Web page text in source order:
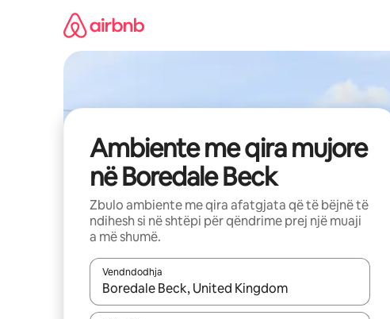
Ambiente me qira mujore
në Boredale Beck
Zbulo ambiente me qira afatgjata që të bëjnë të
ndihesh si në shtëpi për qëndrime prej një muaji
a më shumë.
Vendndodhja
Kur rezultatet të jenë të disponueshme, lëviz me